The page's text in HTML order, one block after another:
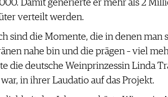
Damit generierte er mehr als 2
verteilt werden.
sind die Momente, die in denen
nahe bin und die prägen – viel
die deutsche Weinprinzessin Linda
in ihrer Laudatio auf das Projekt.